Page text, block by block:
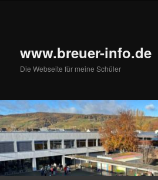
www.breuer-info.de
Die Webseite für meine Schüler